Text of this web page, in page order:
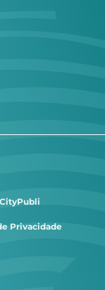
CityPubli
Privacidade